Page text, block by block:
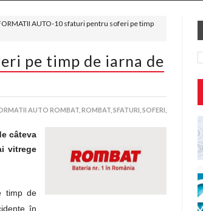
AUTO-10 sfaturi pentru soferi pe timp
pe timp de iarna de
AUTO ROMBAT, ROMBAT, SFATURI, SOFERI,
câteva
vitrege
timp de
în